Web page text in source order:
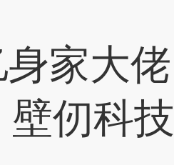
家大
壁仞科技